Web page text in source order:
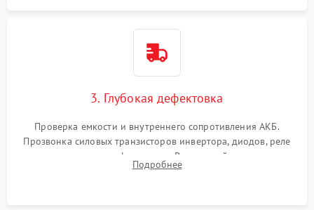
3. Глубокая дефектовка
Проверка емкости и внутреннего сопротивления АКБ.
Прозвонка силовых транзисторов инвертора, диодов, реле
переключения и трансформатора. Визуальный поиск вздутых
конденсаторов и прогаров на печатной плате.
Подробнее